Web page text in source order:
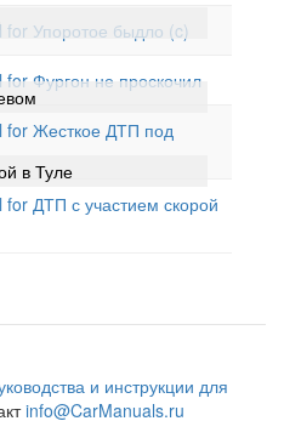
в Туле
и инструкции для
info@CarManuals.ru